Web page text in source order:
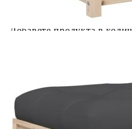
Предоставената таблица
Добавете продукта в
Добавете продукта в
количката" и при поръчка
вноски на кредита.